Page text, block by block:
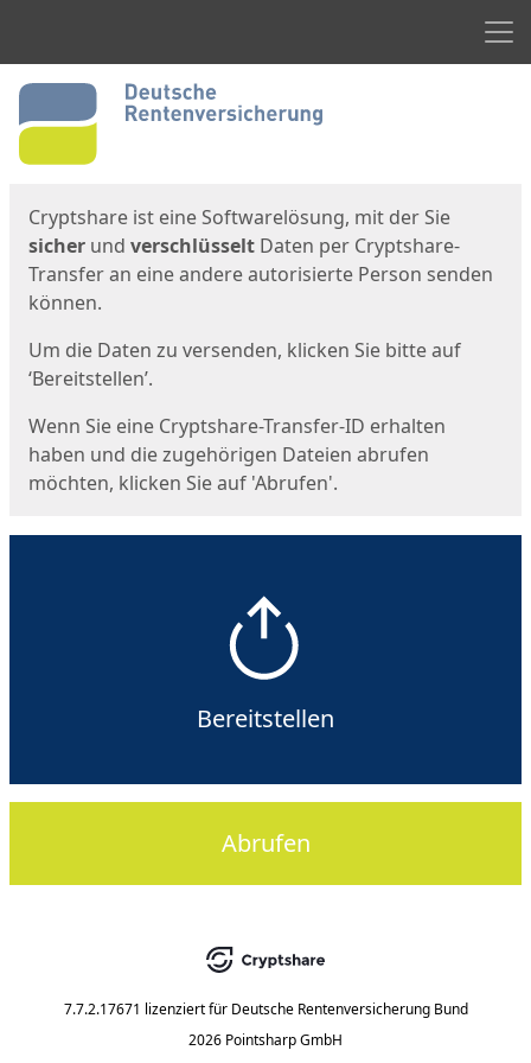
Start
Cryptshare ist eine Softwarelösung, mit der Sie
sicher und verschlüsselt Daten per Cryptshare-
Transfer an eine andere autorisierte Person senden
können.
Um die Daten zu versenden, klicken Sie bitte auf
‘Bereitstellen’.
Wenn Sie eine Cryptshare-Transfer-ID erhalten
haben und die zugehörigen Dateien abrufen
möchten, klicken Sie auf 'Abrufen'.
Bereitstellen
Abrufen
7.7.2.17671 lizenziert für Deutsche Rentenversicherung Bund
2026 Pointsharp GmbH